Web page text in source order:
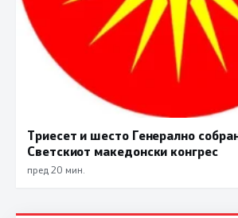
Триесет и шесто Генерално
Светскиот македонски конгрес
пред 20 мин.